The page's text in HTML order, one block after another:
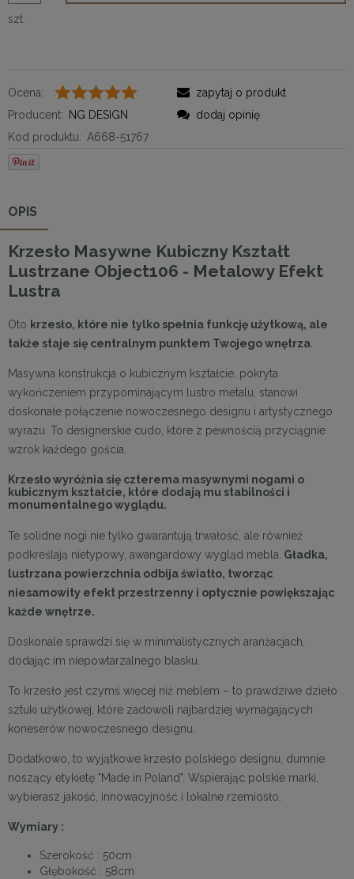
szt.
Ocena:
Producent:
NG DESIGN
Kod produktu: A668-51767
zapytaj o produkt
dodaj opinię
OPIS
Krzesło Masywne Kubiczny Kształt
Lustrzane Object106 - Metalowy Efekt
Lustra
Oto krzesło, które nie tylko spełnia funkcję użytkową, ale
także staje się centralnym punktem Twojego wnętrza
Masywna konstrukcja o kubicznym kształcie, pokryta
wykończeniem przypominającym lustro metalu, stanowi
doskonałe połączenie nowoczesnego designu i artystycznego
wyrazu. To designerskie cudo, które z pewnością przyciągnie
wzrok każdego gościa.
Krzesło wyróżnia się czterema masywnymi nogami o
kubicznym kształcie, które dodają mu stabilności i
monumentalnego wyglądu.
Te solidne nogi nie tylko gwarantują trwałość, ale również
podkreślają nietypowy, awangardowy wygląd mebla. Gładka,
lustrzana powierzchnia odbija światło, tworząc
niesamowity efekt przestrzenny i optycznie powiększając
każde wnętrze.
Doskonale sprawdzi się w minimalistycznych aranżacjach,
dodając im niepowtarzalnego blasku.
To krzesło jest czymś więcej niż meblem – to prawdziwe dzieło
sztuki użytkowej, które zadowoli najbardziej wymagających
koneserów nowoczesnego designu.
Dodatkowo, to wyjątkowe krzesło polskiego designu, dumnie
noszący etykietę "Made in Poland". Wspierając polskie marki,
wybierasz jakość, innowacyjność i lokalne rzemiosło.
Wymiary :
Szerokość : 50cm
Głębokość : 58cm